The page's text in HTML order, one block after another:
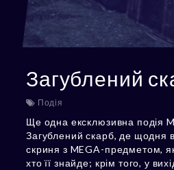
Загублений
Подія
Ще одна ексклюзивна подія
Загублений скарб, де щодня
скриня з MEGA-предметом,
хто її знайде; крім того, у